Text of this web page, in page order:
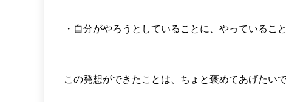
・ 自分がやろうとしていることに、やっているこ
この発想ができたことは、ちょと褒めてあげたいで